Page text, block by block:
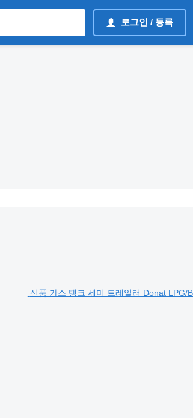
로그인 / 등록
신품 가스 탱크 세미 트레일러 Donat LPG/